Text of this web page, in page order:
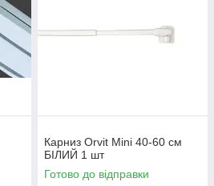
Карниз Orvit Mini 40-60 см
БІЛИЙ 1 шт
Готово до відправки